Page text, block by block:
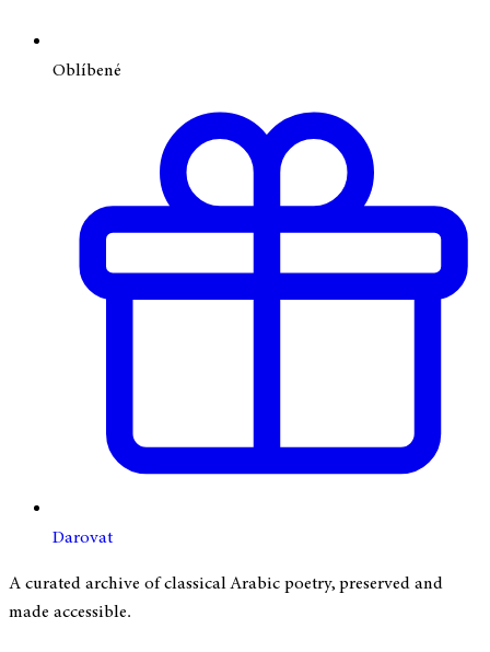
Oblíbené
Darovat
A curated archive of classical Arabic poetry, preserved and
made accessible.